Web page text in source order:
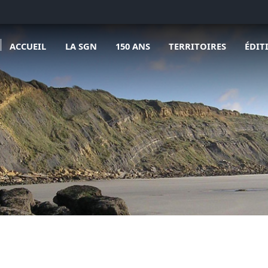
ACCUEIL LA SGN 150 ANS TERRITOIRES